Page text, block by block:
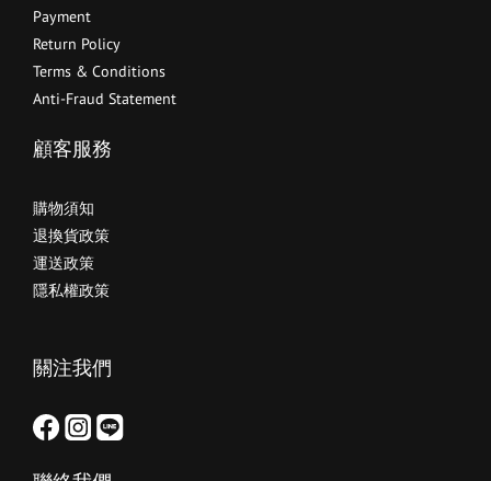
Payment
Return Policy
Terms & Conditions
Anti-Fraud Statement
顧客服務
購物須知
退換貨政策
運送政策
隱私權政策
關注我們